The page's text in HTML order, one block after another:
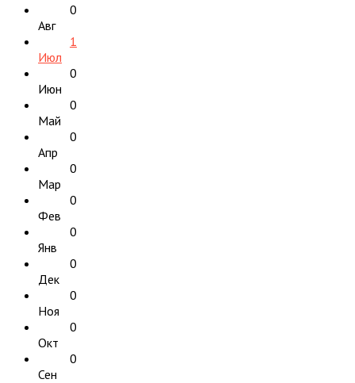
0
Авг
1
Июл
0
Июн
0
Май
0
Апр
0
Мар
0
Фев
0
Янв
0
Дек
0
Ноя
0
Окт
0
Сен